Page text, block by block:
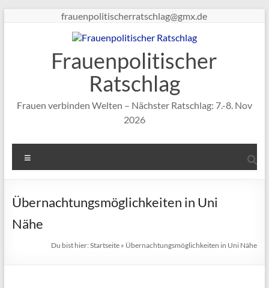
frauenpolitischerratschlag@gmx.de
Frauenpolitischer
Ratschlag
Frauen verbinden Welten – Nächster Ratschlag: 7.-8. Nov
2026
Übernachtungsmöglichkeiten in Uni
Nähe
Du bist hier:Startseite » Übernachtungsmöglichkeiten in Uni Nähe